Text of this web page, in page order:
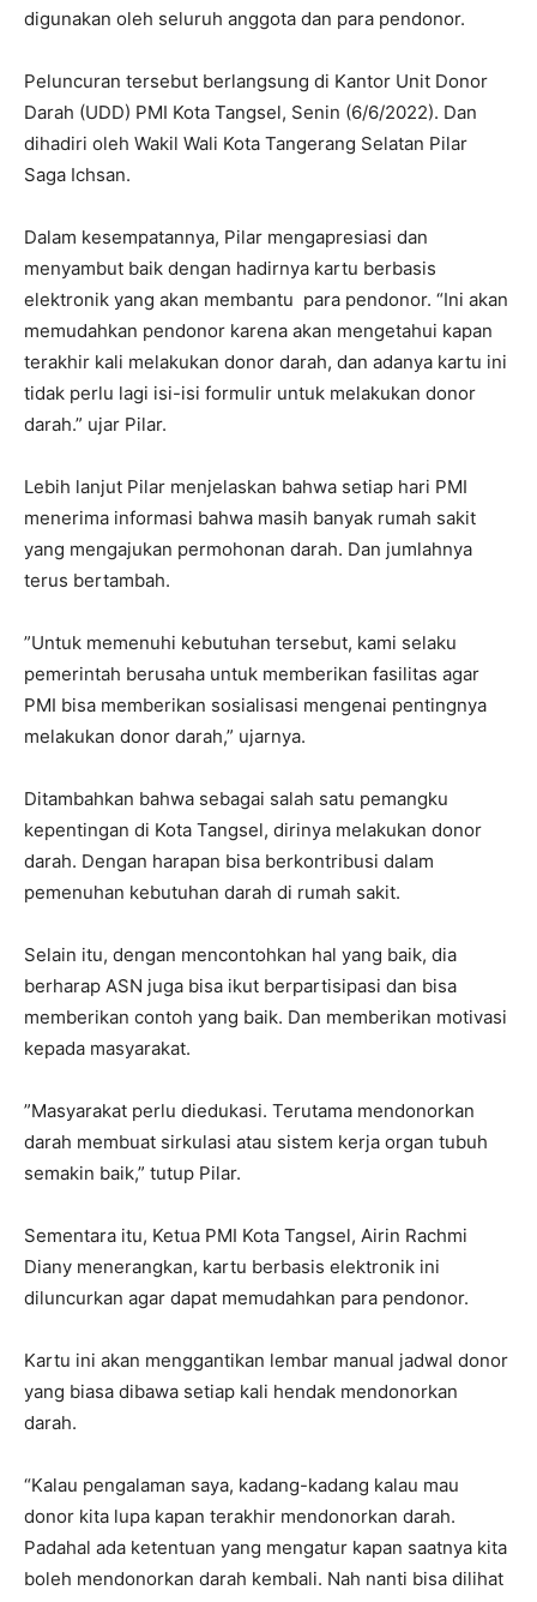
digunakan oleh seluruh anggota dan para pendonor.
Peluncuran tersebut berlangsung di Kantor Unit Donor
Darah (UDD) PMI Kota Tangsel, Senin (6/6/2022). Dan
dihadiri oleh Wakil Wali Kota Tangerang Selatan Pilar
Saga Ichsan.
Dalam kesempatannya, Pilar mengapresiasi dan
menyambut baik dengan hadirnya kartu berbasis
elektronik yang akan membantu para pendonor. “Ini akan
memudahkan pendonor karena akan mengetahui kapan
terakhir kali melakukan donor darah, dan adanya kartu ini
tidak perlu lagi isi-isi formulir untuk melakukan donor
darah.” ujar Pilar.
Lebih lanjut Pilar menjelaskan bahwa setiap hari PMI
menerima informasi bahwa masih banyak rumah sakit
yang mengajukan permohonan darah. Dan jumlahnya
terus bertambah.
”Untuk memenuhi kebutuhan tersebut, kami selaku
pemerintah berusaha untuk memberikan fasilitas agar
PMI bisa memberikan sosialisasi mengenai pentingnya
melakukan donor darah,” ujarnya.
Ditambahkan bahwa sebagai salah satu pemangku
kepentingan di Kota Tangsel, dirinya melakukan donor
darah. Dengan harapan bisa berkontribusi dalam
pemenuhan kebutuhan darah di rumah sakit.
Selain itu, dengan mencontohkan hal yang baik, dia
berharap ASN juga bisa ikut berpartisipasi dan bisa
memberikan contoh yang baik. Dan memberikan motivasi
kepada masyarakat.
”Masyarakat perlu diedukasi. Terutama mendonorkan
darah membuat sirkulasi atau sistem kerja organ tubuh
semakin baik,” tutup Pilar.
Sementara itu, Ketua PMI Kota Tangsel, Airin Rachmi
Diany menerangkan, kartu berbasis elektronik ini
diluncurkan agar dapat memudahkan para pendonor.
Kartu ini akan menggantikan lembar manual jadwal donor
yang biasa dibawa setiap kali hendak mendonorkan
darah.
“Kalau pengalaman saya, kadang-kadang kalau mau
donor kita lupa kapan terakhir mendonorkan darah.
Padahal ada ketentuan yang mengatur kapan saatnya kita
boleh mendonorkan darah kembali. Nah nanti bisa dilihat